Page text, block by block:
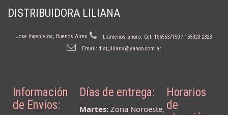
DISTRIBUIDORA LILIANA
Jose Ingenieros, Buenos Aires Llámenos ahora: Cel. 1565537150 / 155323-2323
Email: dist_liliana@yahoo.com.ar
Información
de Envíos:
Días de entrega:
Martes:Zona Noroeste,
Horarios
de